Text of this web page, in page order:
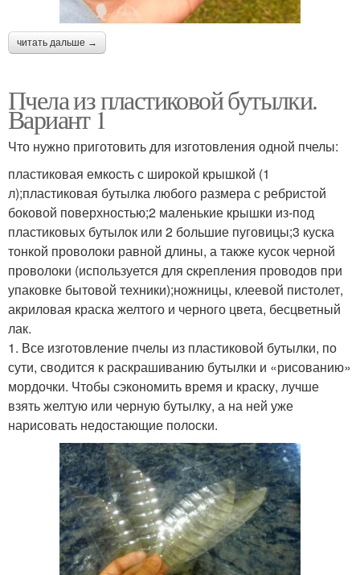
читать дальше →
Пчела из пластиковой бутылки.
Вариант 1
Что нужно приготовить для изготовления одной пчелы:
пластиковая емкость с широкой крышкой (1
л);пластиковая бутылка любого размера с ребристой
боковой поверхностью;2 маленькие крышки из-под
пластиковых бутылок или 2 большие пуговицы;3 куска
тонкой проволоки равной длины, а также кусок черной
проволоки (используется для cкрепления проводов при
упаковке бытовой техники);ножницы, клеевой пистолет,
акриловая краска желтого и черного цвета, бесцветный
лак.
1. Все изготовление пчелы из пластиковой бутылки, по
сути, сводится к раскрашиванию бутылки и «рисованию»
мордочки. Чтобы сэкономить время и краску, лучше
взять желтую или черную бутылку, а на ней уже
нарисовать недостающие полоски.